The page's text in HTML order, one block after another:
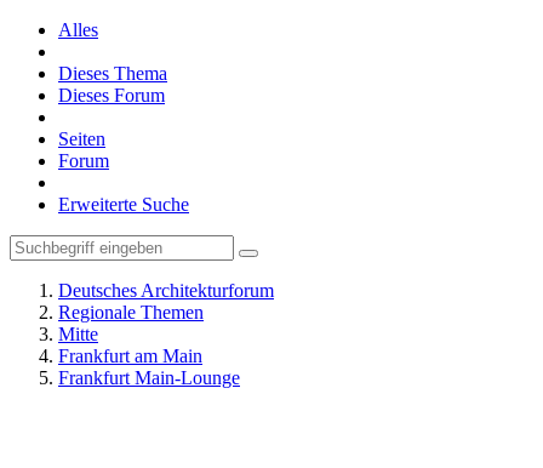
Alles
Dieses Thema
Dieses Forum
Seiten
Forum
Erweiterte Suche
Deutsches Architekturforum
Regionale Themen
Mitte
Frankfurt am Main
Frankfurt Main-Lounge